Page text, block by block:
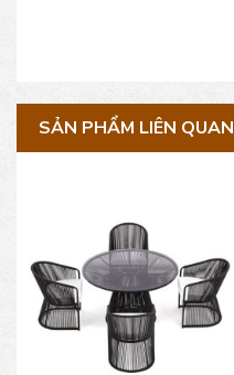
SẢN PHẨM LIÊN QUAN